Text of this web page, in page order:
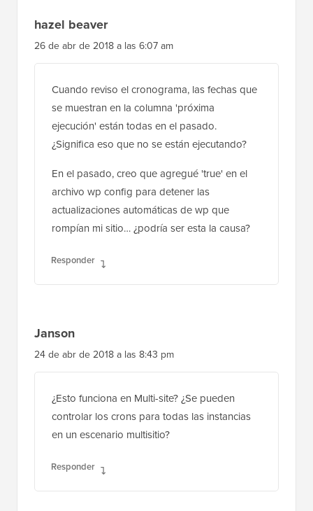
hazel beaver
26 de abr de 2018 a las 6:07 am
Cuando reviso el cronograma, las fechas que
se muestran en la columna 'próxima
ejecución' están todas en el pasado.
¿Significa eso que no se están ejecutando?
En el pasado, creo que agregué 'true' en el
archivo wp config para detener las
actualizaciones automáticas de wp que
rompían mi sitio… ¿podría ser esta la causa?
Responder
Janson
24 de abr de 2018 a las 8:43 pm
¿Esto funciona en Multi-site? ¿Se pueden
controlar los crons para todas las instancias
en un escenario multisitio?
Responder